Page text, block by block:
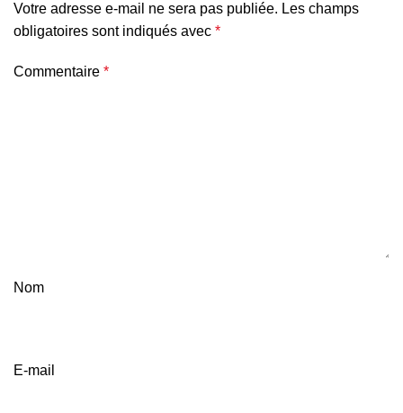
Votre adresse e-mail ne sera pas publiée. Les champs
obligatoires sont indiqués avec *
Commentaire *
Nom
E-mail